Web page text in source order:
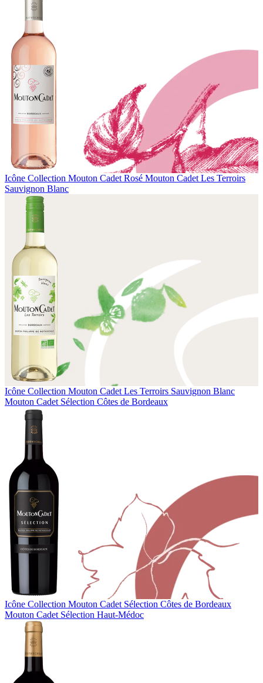
Icône Collection Mouton Cadet Rosé Mouton Cadet Les Terroirs
Sauvignon Blanc
Icône Collection Mouton Cadet Les Terroirs Sauvignon Blanc
Mouton Cadet Sélection Côtes de Bordeaux
Icône Collection Mouton Cadet Sélection Côtes de Bordeaux
Mouton Cadet Sélection Haut-Médoc